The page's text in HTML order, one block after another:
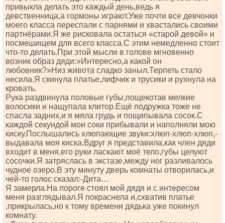
привыкла делать это каждый день,ведь я
девственница,а гормоны играют.Уже почти все девчонки
моего класса переспали с парнями и хвастались своими
партнёрами.Я же рисковала остаться «старой девой» и
посмешищем для всего класса.С этим немедленно стоит
что-то делать.При этой мысли в голове мгновенно
возник образ дяди:»Интересно,а какой он
любовник?»Низ живота сладко заныл.Терпеть стало
несила.Я скинула платье,лифчик и трусики и рухнула на
кровать.
Рука раздвинула половые губы,пощекотав мелкие
волосики и нащупала клитор.Ещё подружка тоже не
спасла задних,и я мяла грудь и пощипывала сосок.С
каждой секундой мои соки прибывали и наполняли мою
киску.Послышались хлюпающие звуки:хлюп-хлюп-хлюп,-
выдавала моя киска.Вдруг я представила,как член дяди
входит в меня,его руки ласкают моё тело,губы целуют
сосочки.Я затряслась в экстазе,между ног разливалось
чудное озеро.В эту минуту дверь комнаты отворилась,и
чей-то голос сказал:-Дита…
Я замерла.На пороге стоял мой дядя и с интересом
меня разглядывал.Я покраснела и,схватив платье
,прикрылась,но к тому времени дядька уже покинул
комнату.